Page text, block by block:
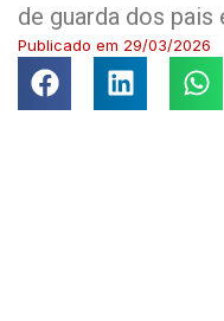
de guarda dos pais
Publicado em 29/03/2026